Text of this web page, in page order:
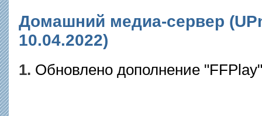
Домашний медиа-сервер
10.04.2022)
1. Обновлено дополнение